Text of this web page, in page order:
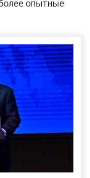
опытные